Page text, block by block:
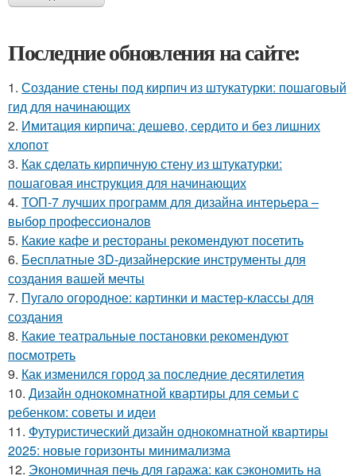
Последние обновления на сайте:
1. Создание стены под кирпич из штукатурки: пошаговый
гид для начинающих
2. Имитация кирпича: дешево, сердито и без лишних
хлопот
3. Как сделать кирпичную стену из штукатурки:
пошаговая инструкция для начинающих
4. ТОП-7 лучших программ для дизайна интерьера –
выбор профессионалов
5. Какие кафе и рестораны рекомендуют посетить
6. Бесплатные 3D-дизайнерские инструменты для
создания вашей мечты
7. Пугало огородное: картинки и мастер-классы для
создания
8. Какие театральные постановки рекомендуют
посмотреть
9. Как изменился город за последние десятилетия
10. Дизайн однокомнатной квартиры для семьи с
ребенком: советы и идеи
11. Футуристический дизайн однокомнатной квартиры
2025: новые горизонты минимализма
12. Экономичная печь для гаража: как сэкономить на